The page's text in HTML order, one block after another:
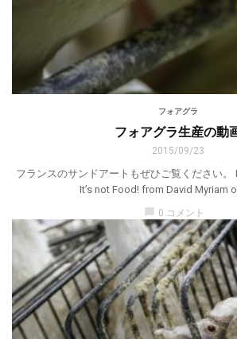
フォアグラ
フォアグラ生産の動
2015/09/23
フランスのサンドアートもぜひご覧ください。
It’s not Food! from David Myriam
0 コメント